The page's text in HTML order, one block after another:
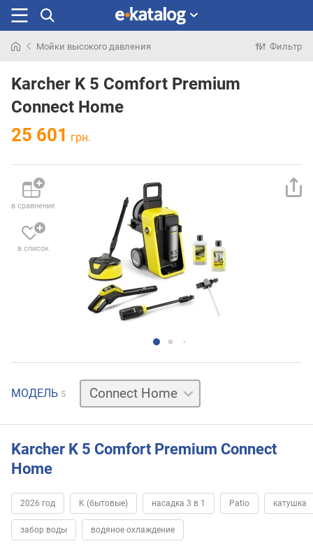
раньше
Мойки высокого давления Фильтр
Karcher K 5 Comfort Premium
Connect Home
25 601 грн.
в сравнение
в список
МОДЕЛЬ 5
CarConnect Home базовая
Karcher K 5 Comfort Premium Connect
Home
2026 год K (бытовые) насадка 3 в 1 Patio катушка
забор воды водяное охлаждение